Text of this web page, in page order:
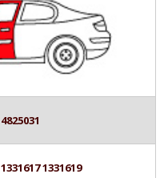
4825031
1331617 1331619